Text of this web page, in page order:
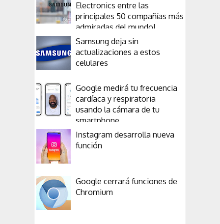
Electronics entre las
principales 50 compañías más
admiradas del mundo!
Samsung deja sin
actualizaciones a estos
celulares
Google medirá tu frecuencia
cardíaca y respiratoria
usando la cámara de tu
smartphone
Instagram desarrolla nueva
función
Google cerrará funciones de
Chromium